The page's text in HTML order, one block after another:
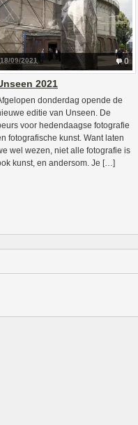
0
18/09/2021
2021
donderdag opende de
editie van Unseen. De
voor hedendaagse fotografie
fotografische kunst. Want laten
wel wezen, niet alle fotografie is
kunst, en andersom. Je […]